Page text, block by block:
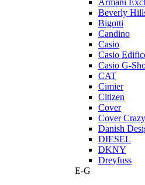
Armani
Beverly
Bigotti
Candino
Casio
Casio
Casio G-
CAT
Cimier
Citizen
Cover
Cover
Danish
DIESEL
DKNY
Dreyfuss
E-G